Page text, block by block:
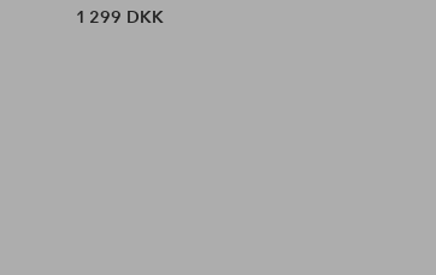
1 299 DKK